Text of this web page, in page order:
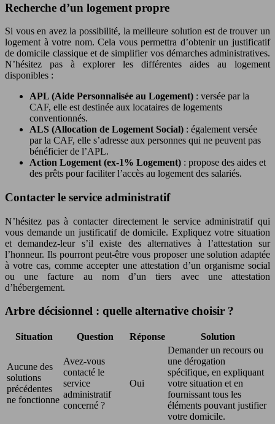
Recherche d’un logement propre
Si vous en avez la possibilité, la meilleure solution est de trouver un
logement à votre nom. Cela vous permettra d’obtenir un justificatif
de domicile classique et de simplifier vos démarches administratives.
N’hésitez pas à explorer les différentes aides au logement
disponibles :
APL (Aide Personnalisée au Logement) : versée par la
CAF, elle est destinée aux locataires de logements
conventionnés.
ALS (Allocation de Logement Social) : également versée
par la CAF, elle s’adresse aux personnes qui ne peuvent pas
bénéficier de l’APL.
Action Logement (ex-1% Logement) : propose des aides et
des prêts pour faciliter l’accès au logement des salariés.
Contacter le service administratif
N’hésitez pas à contacter directement le service administratif qui
vous demande un justificatif de domicile. Expliquez votre situation
et demandez-leur s’il existe des alternatives à l’attestation sur
l’honneur. Ils pourront peut-être vous proposer une solution adaptée
à votre cas, comme accepter une attestation d’un organisme social
ou une facture au nom d’un tiers avec une attestation
d’hébergement.
Arbre décisionnel : quelle alternative choisir ?
Situation Question Réponse Solution
Aucune des
solutions
précédentes
ne fonctionne
Avez-vous
contacté le
service
administratif
concerné ?
Oui
Demander un recours ou
une dérogation
spécifique, en expliquant
votre situation et en
fournissant tous les
éléments pouvant justifier
votre domicile.